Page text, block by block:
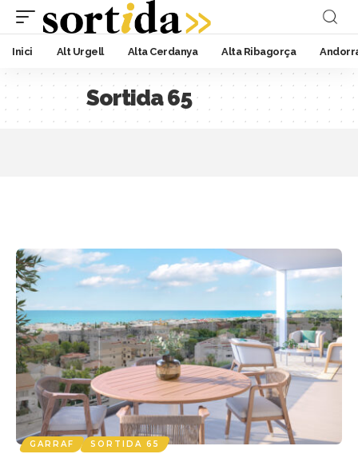
Inici Alt Urgell Alta Cerdanya Alta Ribagorça
Sortida 65
BAIX CAMP
ESPECIAL, LITORAL CATALÀ 24
SORTIDA 65
El paisatge de Joan Miró
GARRAF SORTIDA 65